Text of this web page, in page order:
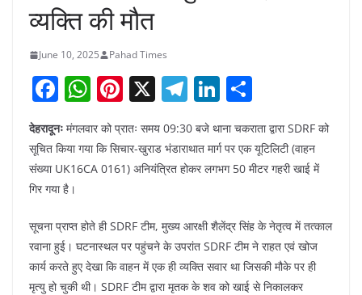
व्यक्ति की मौत
June 10, 2025 Pahad Times
F
a
c
e
b
o
o
k
W
at
s
p
p
Pi
er
e
X T
el
e
gr
m
Li
k
e
n
ar
e
देहरादूनः मंगलवार को प्रातः समय 09:30 बजे थाना चकराता द्वारा SDRF को
सूचित किया गया कि सिचार-खुराड भंडाराथात मार्ग पर एक यूटिलिटी (वाहन
संख्या UK16CA 0161) अनियंत्रित होकर लगभग 50 मीटर गहरी खाई में
गिर गया है।
सूचना प्राप्त होते ही SDRF टीम, मुख्य आरक्षी शैलेंद्र सिंह के नेतृत्व में तत्काल
रवाना हुई। घटनास्थल पर पहुंचने के उपरांत SDRF टीम ने राहत एवं खोज
कार्य करते हुए देखा कि वाहन में एक ही व्यक्ति सवार था जिसकी मौके पर ही
मृत्यु हो चुकी थी। SDRF टीम द्वारा मृतक के शव को खाई से निकालकर